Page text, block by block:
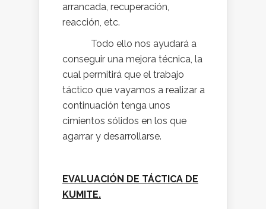
arrancada, recuperación,
reacción, etc.
Todo ello nos ayudará a
conseguir una mejora técnica, la
cual permitirá que el trabajo
táctico que vayamos a realizar a
continuación tenga unos
cimientos sólidos en los que
agarrar y desarrollarse.
EVALUACIÓN DE TÁCTICA DE
KUMITE.